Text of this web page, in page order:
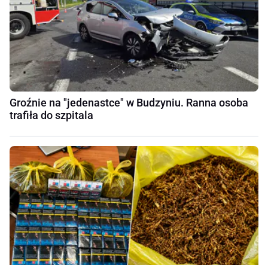
Groźnie na "jedenastce" w Budzyniu. Ranna osoba
trafiła do szpitala